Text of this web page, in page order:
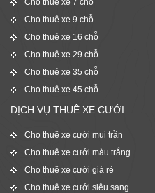
Cho thuê xe 9 chỗ
Cho thuê xe 16 chỗ
Cho thuê xe 29 chỗ
Cho thuê xe 35 chỗ
Cho thuê xe 45 chỗ
DỊCH VỤ THUÊ XE CƯỚI
Cho thuê xe cưới mui trần
Cho thuê xe cưới màu trắng
Cho thuê xe cưới giá rẻ
Cho thuê xe cưới siêu sang